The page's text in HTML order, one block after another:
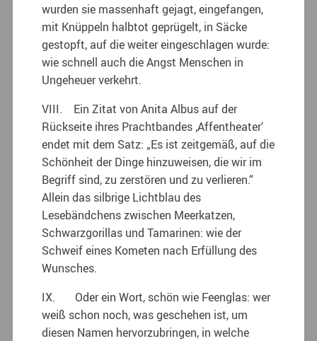
wurden sie massenhaft gejagt, eingefangen,
mit Knüppeln halbtot geprügelt, in Säcke
gestopft, auf die weiter eingeschlagen wurde:
wie schnell auch die Angst Menschen in
Ungeheuer verkehrt.
VIII. Ein Zitat von Anita Albus auf der
Rückseite ihres Prachtbandes ‚Affentheater‘
endet mit dem Satz: „Es ist zeitgemäß, auf die
Schönheit der Dinge hinzuweisen, die wir im
Begriff sind, zu zerstören und zu verlieren.“
Allein das silbrige Lichtblau des
Lesebändchens zwischen Meerkatzen,
Schwarzgorillas und Tamarinen: wie der
Schweif eines Kometen nach Erfüllung des
Wunsches.
IX. Oder ein Wort, schön wie Feenglas: wer
weiß schon noch, was geschehen ist, um
diesen Namen hervorzubringen, in welche